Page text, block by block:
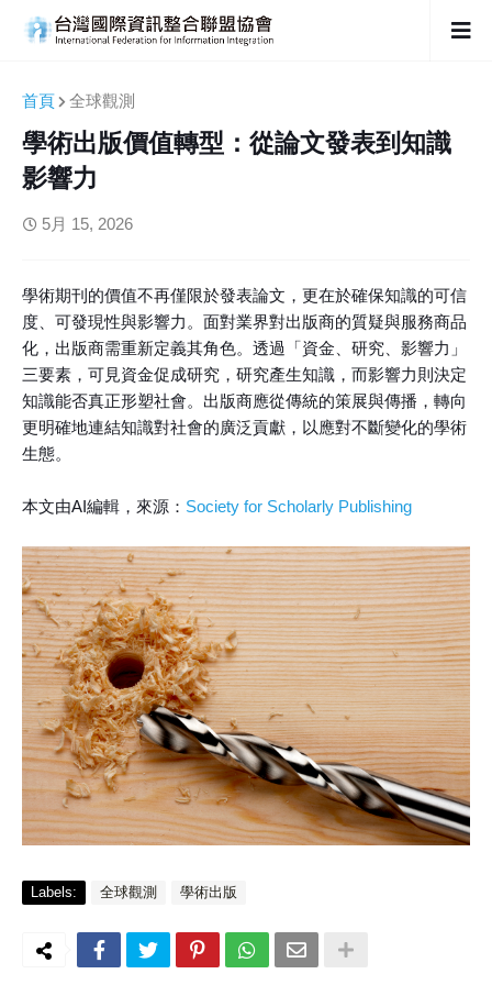
首頁 全球觀測
學術出版價值轉型：從論文發表到知識
影響力
5月 15, 2026
學術期刊的價值不再僅限於發表論文，更在於確保知識的可信
度、可發現性與影響力。面對業界對出版商的質疑與服務商品
化，出版商需重新定義其角色。透過「資金、研究、影響力」
三要素，可見資金促成研究，研究產生知識，而影響力則決定
知識能否真正形塑社會。出版商應從傳統的策展與傳播，轉向
更明確地連結知識對社會的廣泛貢獻，以應對不斷變化的學術
生態。
本文由AI編輯，來源： Society for Scholarly Publishing
Labels: 全球觀測 學術出版